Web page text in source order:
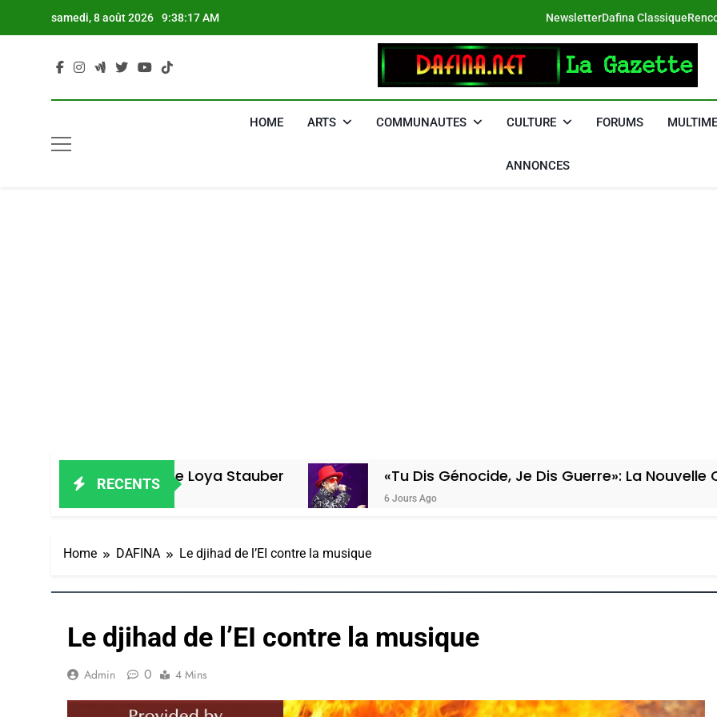
samedi, 8 août 2026 9:38:18 AM NewsletterDafina Classique
DAFINA
HOME ARTS COMMUNAUTES CULTURE FORUMS
ANNONCES
RECENTS
De Loya Stauber «Tu Dis Génocide, Je Dis Guerre»: La Nouvelle Chanson De
6 Jours Ago
Home DAFINA Le djihad de l’EI contre la musique
Le djihad de l’EI contre la musique
Admin 0 4 Mins